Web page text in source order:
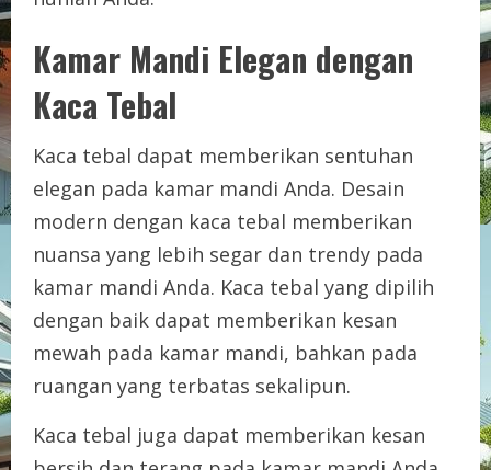
Kamar Mandi Elegan dengan
Kaca Tebal
Kaca tebal dapat memberikan sentuhan
elegan pada kamar mandi Anda. Desain
modern dengan kaca tebal memberikan
nuansa yang lebih segar dan trendy pada
kamar mandi Anda. Kaca tebal yang dipilih
dengan baik dapat memberikan kesan
mewah pada kamar mandi, bahkan pada
ruangan yang terbatas sekalipun.
Kaca tebal juga dapat memberikan kesan